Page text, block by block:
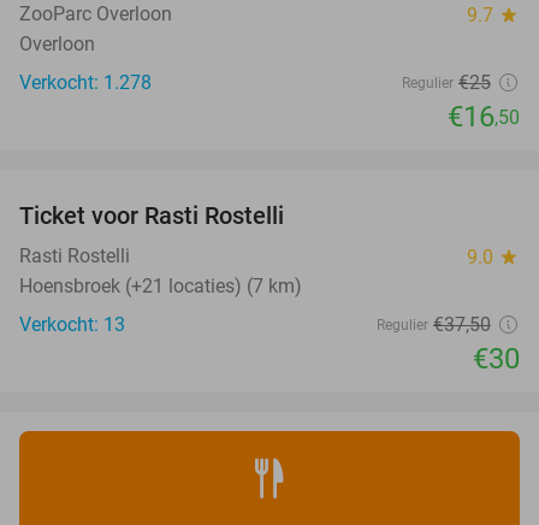
ZooParc Overloon 9.7 star
Overloon
Verkocht: 1.278
Regulier €25
€16,50
TODAY
Ticket voor Rasti Rostelli
Rasti Rostelli 9.0 star
Hoensbroek (+21 locaties) (7 km)
Verkocht: 13
Regulier €37,50
€30